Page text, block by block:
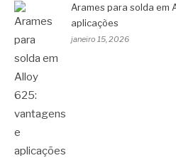
Arames para solda em
aplicações
janeiro 15, 2026